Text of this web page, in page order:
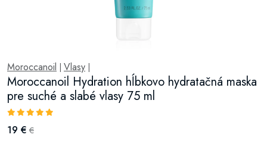
Moroccanoil Vlasy
Moroccanoil Hydration hĺbkovo hydratačná maska
pre suché a slabé vlasy 75 ml
19 € €